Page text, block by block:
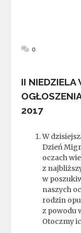
0
II NIEDZIELA
2017
W
Dzień
oczach
z
w
naszych
rodzin
z powodu
Otoczmy